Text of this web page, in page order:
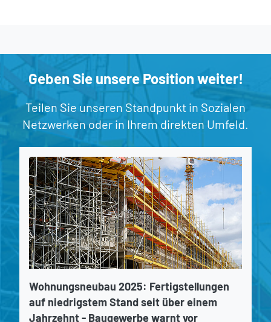
Geben Sie unsere Position weiter!
Teilen Sie unseren Standpunkt in Sozialen
Netzwerken oder in Ihrem direkten Umfeld.
Wohnungsneubau 2025: Fertigstellungen
auf niedrigstem Stand seit über einem
Jahrzehnt - Baugewerbe warnt vor